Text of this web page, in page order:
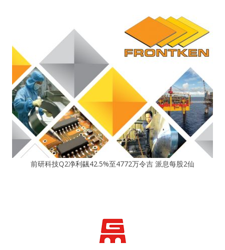
前研科技Q2净利飊42.5%至4772万令吉 派息每股2仙